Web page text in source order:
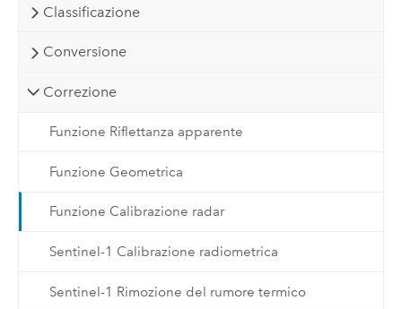
Classificazione
Conversione
Correzione
Funzione Riflettanza apparente
Funzione Geometrica
Funzione Calibrazione radar
Sentinel-1 Calibrazione radiometrica
Sentinel-1 Rimozione del rumore termico